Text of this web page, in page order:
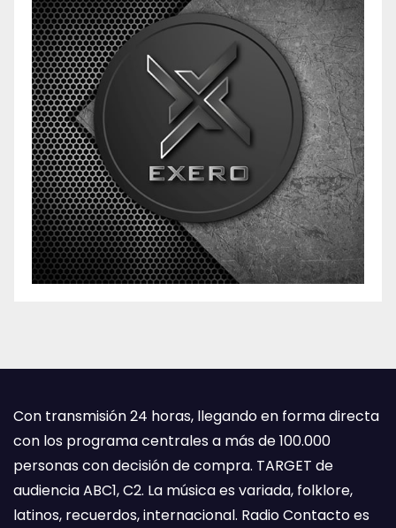
Con transmisión 24 horas, llegando en forma directa
con los programa centrales a más de 100.000
personas con decisión de compra. TARGET de
audiencia ABC1, C2. La música es variada, folklore,
latinos, recuerdos, internacional. Radio Contacto es